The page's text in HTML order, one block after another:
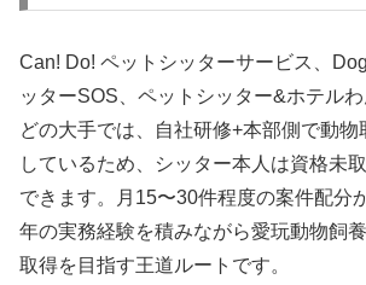
Can! Do! ペットシッターサービス、
ッターSOS、ペットシッター&ホテル
どの大手では、自社研修+本部側で動
しているため、シッター本人は資格未
できます。月15〜30件程度の案件配分
年の実務経験を積みながら愛玩動物飼
取得を目指す王道ルートです。